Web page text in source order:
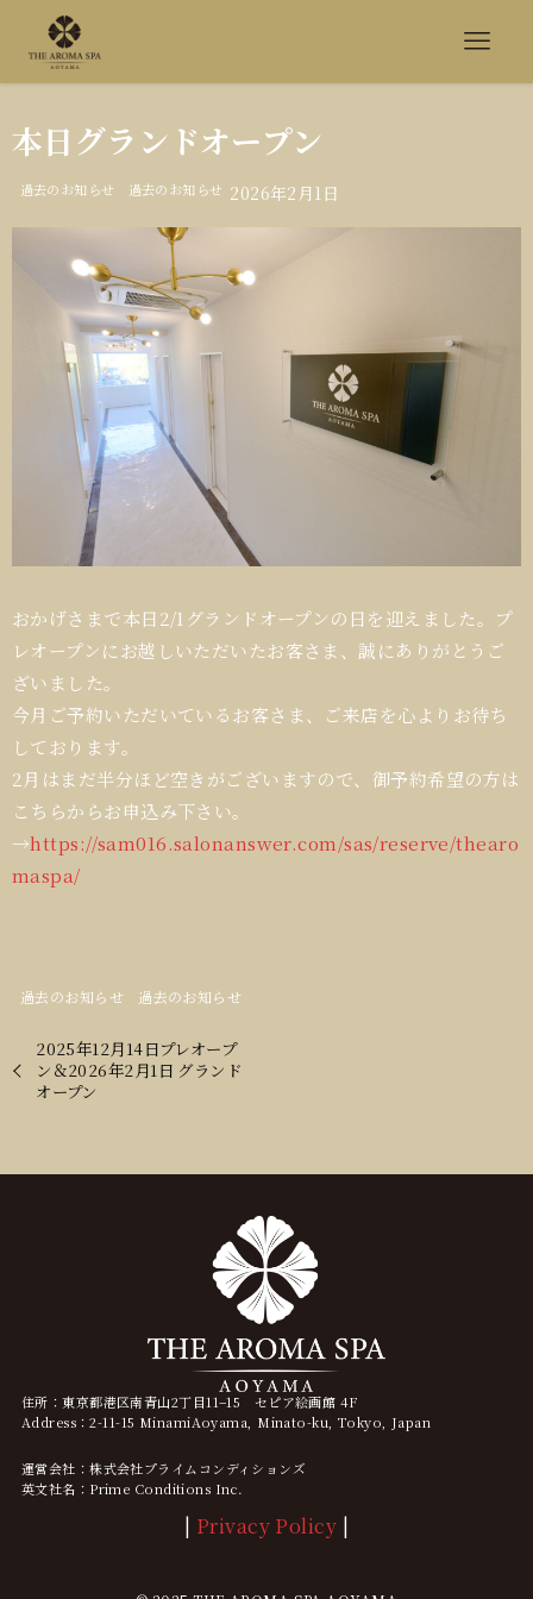
本日グランドオープン
過去のお知らせ 過去のお知らせ 2026年2月1日
おかげさまで本日2/1グランドオープンの日を迎えました。プ
レオープンにお越しいただいたお客さま、誠にありがとうご
ざいました。
今月ご予約いただいているお客さま、ご来店を心よりお待ち
しております。
2月はまだ半分ほど空きがございますので、御予約希望の方は
こちらからお申込み下さい。
→https://sam016.salonanswer.com/sas/reserve/thearo
maspa/
過去のお知らせ 過去のお知らせ
2025年12月14日プレオープ
ン＆2026年2月1日 グランド
オープン
住所：東京都港区南青山2丁目11−15 セピア絵画館 4F
Address：2-11-15 MinamiAoyama, Minato-ku, Tokyo, Japan
運営会社：株式会社プライムコンディションズ
英文社名：Prime Conditions Inc.
| Privacy Policy |